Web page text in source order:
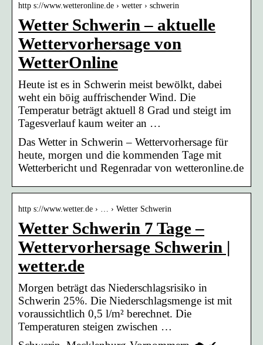
http s://www.wetteronline.de › wetter › schwerin
Wetter Schwerin – aktuelle
Wettervorhersage von
WetterOnline
Heute ist es in Schwerin meist bewölkt, dabei
weht ein böig auffrischender Wind. Die
Temperatur beträgt aktuell 8 Grad und steigt im
Tagesverlauf kaum weiter an …
Das Wetter in Schwerin – Wettervorhersage für
heute, morgen und die kommenden Tage mit
Wetterbericht und Regenradar von wetteronline.de
http s://www.wetter.de › … › Wetter Schwerin
Wetter Schwerin 7 Tage –
Wettervorhersage Schwerin |
wetter.de
Morgen beträgt das Niederschlagsrisiko in
Schwerin 25%. Die Niederschlagsmenge ist mit
voraussichtlich 0,5 l/m² berechnet. Die
Temperaturen steigen zwischen …